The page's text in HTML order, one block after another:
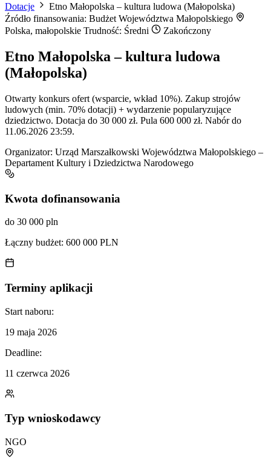
Dotacje
Etno Małopolska – kultura ludowa (Małopolska)
Źródło finansowania: Budżet Województwa Małopolskiego
Polska, małopolskie Trudność: Średni Zakończony
Etno Małopolska – kultura ludowa
(Małopolska)
Otwarty konkurs ofert (wsparcie, wkład 10%). Zakup strojów
ludowych (min. 70% dotacji) + wydarzenie popularyzujące
dziedzictwo. Dotacja do 30 000 zł. Pula 600 000 zł. Nabór do
11.06.2026 23:59.
Organizator: Urząd Marszałkowski Województwa Małopolskiego –
Departament Kultury i Dziedzictwa Narodowego
Kwota dofinansowania
do 30 000 pln
Łączny budżet: 600 000 PLN
Terminy aplikacji
Start naboru:
19 maja 2026
Deadline:
11 czerwca 2026
Typ wnioskodawcy
NGO